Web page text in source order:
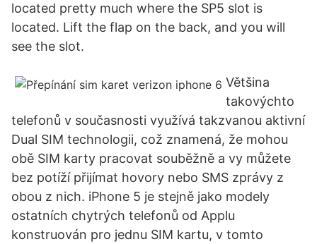
located pretty much where the SP5 slot is
located. Lift the flap on the back, and you will
see the slot.
Většina
takovýchto
telefonů v současnosti využívá takzvanou aktivní
Dual SIM technologii, což znamená, že mohou
obě SIM karty pracovat souběžně a vy můžete
bez potíží přijímat hovory nebo SMS zprávy z
obou z nich. iPhone 5 je stejně jako modely
ostatních chytrých telefonů od Applu
konstruován pro jednu SIM kartu, v tomto